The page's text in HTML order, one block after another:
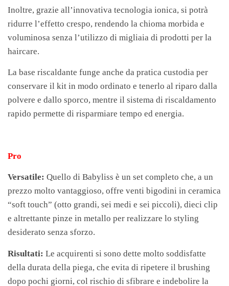
Inoltre, grazie all’innovativa tecnologia ionica, si potrà
ridurre l’effetto crespo, rendendo la chioma morbida e
voluminosa senza l’utilizzo di migliaia di prodotti per la
haircare.
La base riscaldante funge anche da pratica custodia per
conservare il kit in modo ordinato e tenerlo al riparo dalla
polvere e dallo sporco, mentre il sistema di riscaldamento
rapido permette di risparmiare tempo ed energia.
Pro
Versatile: Quello di Babyliss è un set completo che, a un
prezzo molto vantaggioso, offre venti bigodini in ceramica
“soft touch” (otto grandi, sei medi e sei piccoli), dieci clip
e altrettante pinze in metallo per realizzare lo styling
desiderato senza sforzo.
Risultati: Le acquirenti si sono dette molto soddisfatte
della durata della piega, che evita di ripetere il brushing
dopo pochi giorni, col rischio di sfibrare e indebolire la